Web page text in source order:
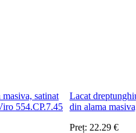
Lacat
din alama
Preț: 22.29 €